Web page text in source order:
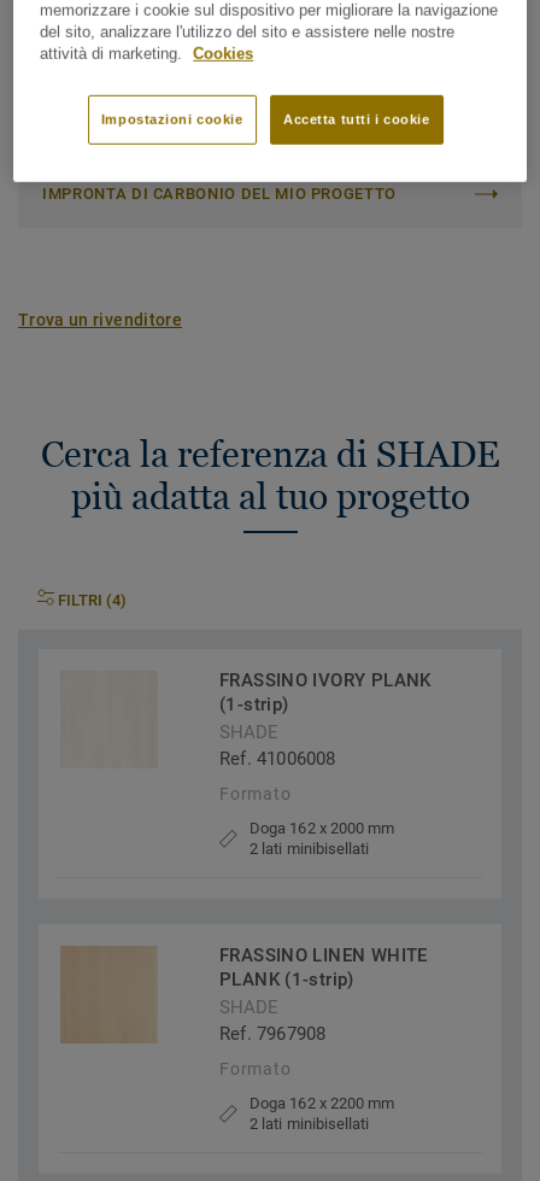
EPD Number:S-P-06627, EPD-IES-0026262
Impronta di carbonio (dalla nascita alla consegna del
prodotto)
-4.09 kg CO /m2
IMPRONTA DI CARBONIO DEL MIO PROGETTO
Trova un rivenditore
Cerca la referenza di SHADE
più adatta al tuo progetto
FILTRI (4)
FRASSINO IVORY PLANK
(1-strip)
SHADE
Ref. 41006008
Formato
Doga 162 x 2000 mm
2 lati minibisellati
FRASSINO LINEN WHITE
PLANK (1-strip)
SHADE
Ref. 7967908
Formato
Doga 162 x 2200 mm
2 lati minibisellati
memorizzare i cookie sul dispositivo per migliorare la navigazione
del sito, analizzare l'utilizzo del sito e assistere nelle nostre
attività di marketing.
Cookies
Accetta tutti i cookie
Impostazioni cookie